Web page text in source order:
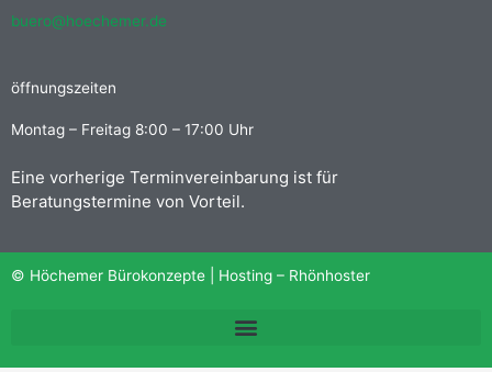
buero@hoechemer.de
öffnungszeiten
Montag – Freitag 8:00 – 17:00 Uhr
Eine vorherige Terminvereinbarung ist für
Beratungstermine von Vorteil.
© Höchemer Bürokonzepte | Hosting – Rhönhoster